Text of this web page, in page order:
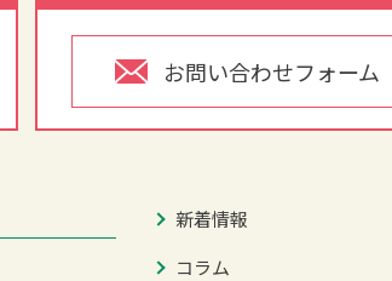
お問い合わせフォーム
新着情報
コラム